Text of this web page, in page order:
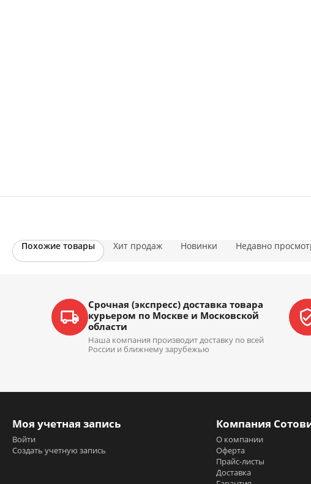
Похожие товары Хит продаж Новинки Недавно
Срочная (экспресс) доставка товара
курьером по Москве и Московской
области
Наша компания производит доставку по всей
России и ближнему зарубежью
Моя учетная запись
Войти
Создать учетную запись
Компания
О компании
Оферта
Прайс-листы
Доставка